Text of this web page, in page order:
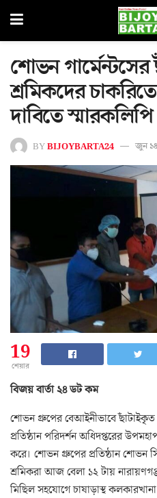
শোভন
শ্রমিকদের
দাবিতে স্মারকলিপি
BYBIJOYBARTA24 জুন
19
শেয়ার
বিজয় বার্তা ২৪ ডট কম
শোভন গ্রুপের বেআইনীভাবে
প্রতিষ্ঠান পরিদর্শন অধিদপ্তরের
করে। শোভন গ্রুপের প্রতিষ্ঠান শোভন
শ্রমিকরা আজ বেলা ১২ টায়
মিছিল সহযোগে চাষাড়াস্থ কলকারখানা